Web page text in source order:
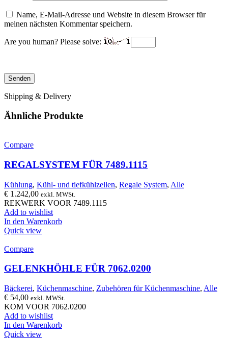
Name, E-Mail-Adresse und Website in diesem Browser für
meinen nächsten Kommentar speichern.
Are you human? Please solve:
Shipping & Delivery
Ähnliche Produkte
Compare
REGALSYSTEM FÜR 7489.1115
Kühlung, Kühl- und tiefkühlzellen, Regale System, Alle
€ 1.242,00 exkl. MWSt.
REKWERK VOOR 7489.1115
Add to wishlist
In den Warenkorb
Quick view
Compare
GELENKHÖHLE FÜR 7062.0200
Bäckerei, Küchenmaschine, Zubehören für Küchenmaschine, Alle
€ 54,00 exkl. MWSt.
KOM VOOR 7062.0200
Add to wishlist
In den Warenkorb
Quick view